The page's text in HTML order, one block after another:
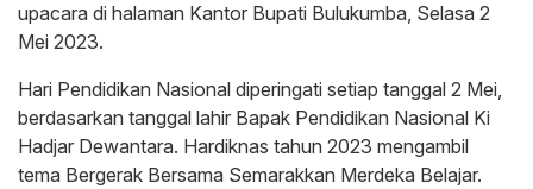
upacara di halaman Kantor Bupati Bulukumba, Selasa 2
Mei 2023.
Hari Pendidikan Nasional diperingati setiap tanggal 2 Mei,
berdasarkan tanggal lahir Bapak Pendidikan Nasional Ki
Hadjar Dewantara. Hardiknas tahun 2023 mengambil
tema Bergerak Bersama Semarakkan Merdeka Belajar.